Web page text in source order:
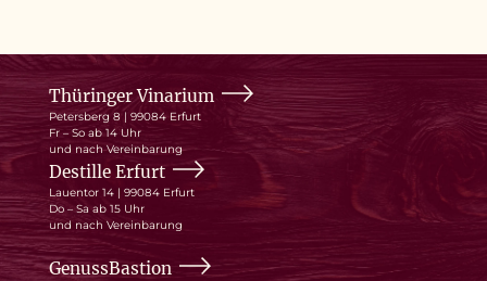
Thüringer Vinarium
Petersberg 8 | 99084 Erfurt
Fr – So ab 14 Uhr
und nach Vereinbarung
Destille Erfurt
Lauentor 14 | 99084 Erfurt
Do – Sa ab 15 Uhr
und nach Vereinbarung
GenussBastion